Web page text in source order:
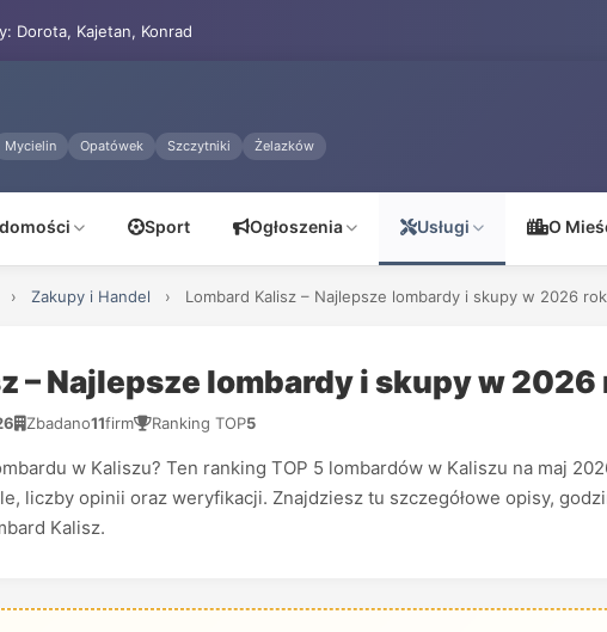
Dorota, Kajetan, Konrad
Mycielin Opatówek Szczytniki Żelazków
Sport Ogłoszenia Usługi O
› Zakupy i Handel › Lombard Kalisz – Najlepsze lombardy i skupy w 2026
– Najlepsze lombardy i skupy w 2026
Zbadano11firm Ranking TOP5
w Kaliszu? Ten ranking TOP 5 lombardów w Kaliszu na maj
liczby opinii oraz weryfikacji. Znajdziesz tu szczegółowe opisy,
Kalisz.